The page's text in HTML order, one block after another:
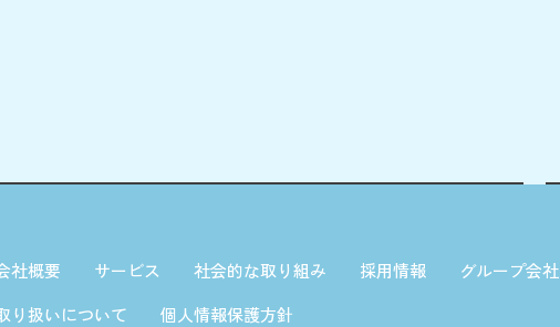
社概要 サービス 社会的な取り組み 採用情報
グループ会社
り扱いについて
個人情報保護方針